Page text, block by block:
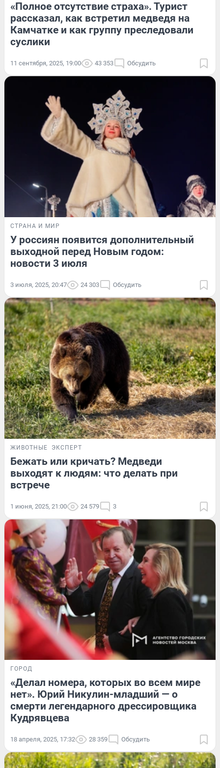
«Полное отсутствие страха». Турист
рассказал, как встретил медведя на
Камчатке и как группу преследовали
суслики
11 сентября, 2025, 19:00 43 353 Обсудить
СТРАНА И МИР
У россиян появится дополнительный
выходной перед Новым годом:
новости 3 июля
3 июля, 2025, 20:47 24 303 Обсудить
ЖИВОТНЫЕ ЭКСПЕРТ
Бежать или кричать? Медведи
выходят к людям: что делать при
встрече
1 июня, 2025, 21:00 24 579 3
ГОРОД
«Делал номера, которых во всем мире
нет». Юрий Никулин-младший — о
смерти легендарного дрессировщика
Кудрявцева
18 апреля, 2025, 17:32 28 359 Обсудить